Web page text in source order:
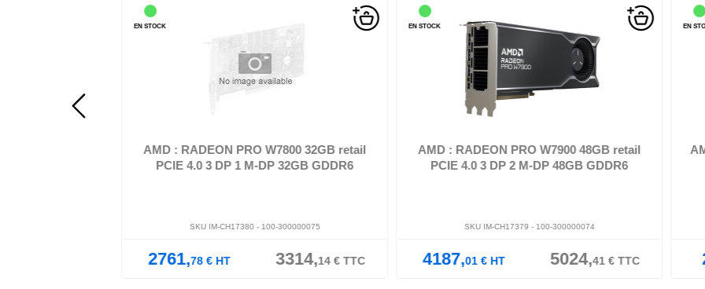
- Radeon Pro
AMD : RADEON PRO W7800 32GB retail
PCIE 4.0 3 DP 1 M-DP 32GB GDDR6
SKU IM-CH17380 - 100-300000075
2761,78 € HT 3314,14 € TTC
EN STOCK
AMD Radeon Pro W7800 - Carte graphique - Radeon Pro
AMD : RADEON PRO W7900 48GB retail
PCIE 4.0 3 DP 2 M-DP 48GB GDDR6
SKU IM-CH17379 - 100-300000074
4187,01 € HT 5024,41 € TTC
EN STOCK
AMD Radeon Pro W7900 - Carte graphique - Radeon Pro
W7900 - 48 Go GDDR6 - PCI Ex...
EN